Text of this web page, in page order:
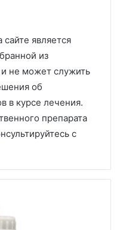
является
из
не может служить
об
в курсе лечения.
препарата
с